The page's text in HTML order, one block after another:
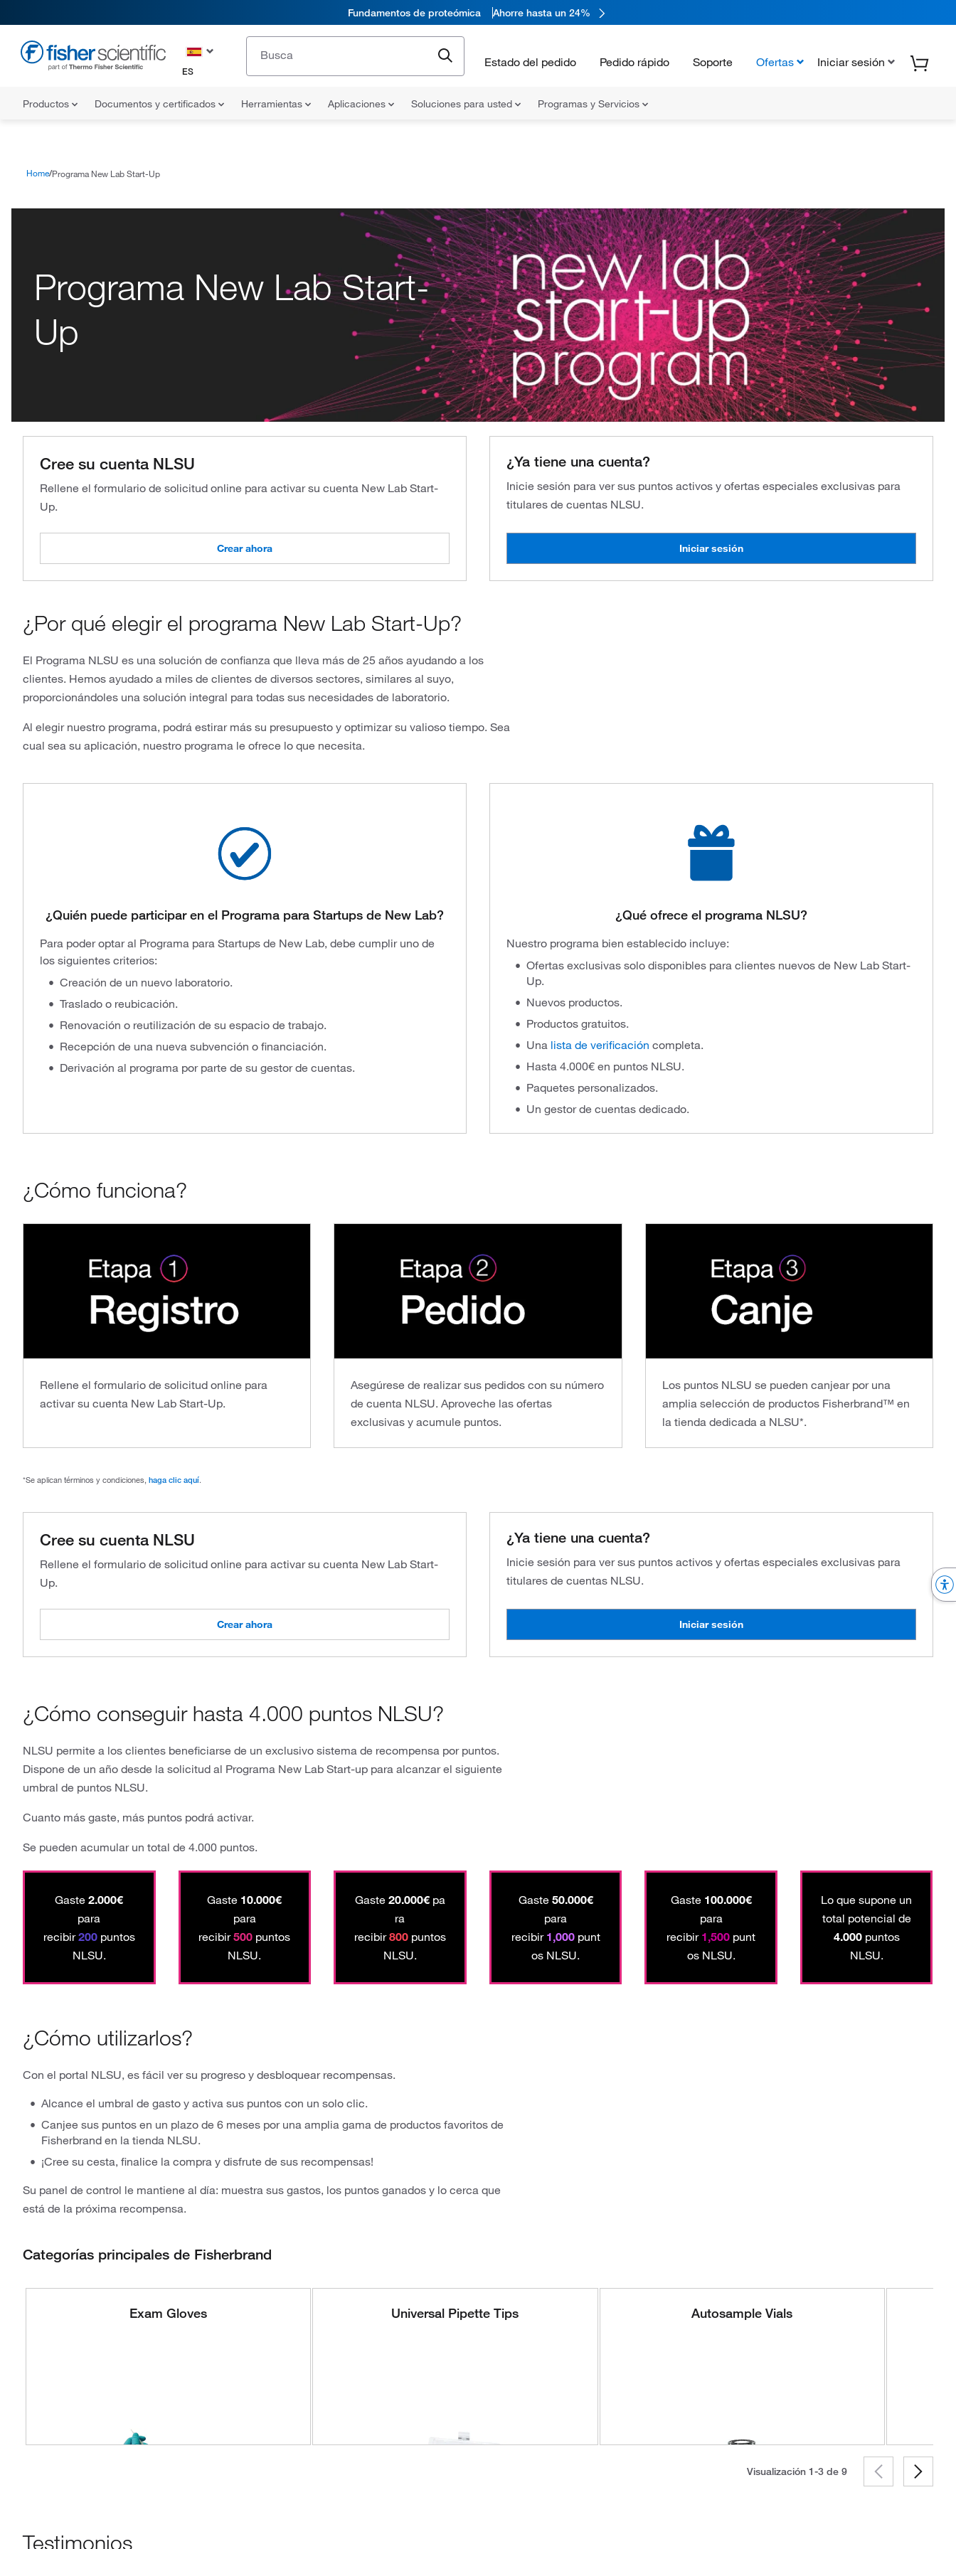
Fundamentos de proteómica Ahorre hasta un 24%
ES
Estado del pedido Pedido rápido Soporte Ofertas Iniciar sesión
Productos Documentos y certificados Herramientas Aplicaciones Soluciones para usted Programas y Servicios
Home Programa New Lab Start-Up
Programa New Lab Start-
Up
Cree su cuenta NLSU
Rellene el formulario de solicitud online para activar su cuenta New Lab Start-
Up.
Crear ahora
¿Ya tiene una cuenta?
Inicie sesión para ver sus puntos activos y ofertas especiales exclusivas para
titulares de cuentas NLSU.
Iniciar sesión
¿Por qué elegir el programa New Lab Start-Up?
El Programa NLSU es una solución de confianza que lleva más de 25 años ayudando a los
clientes. Hemos ayudado a miles de clientes de diversos sectores, similares al suyo,
proporcionándoles una solución integral para todas sus necesidades de laboratorio.
Al elegir nuestro programa, podrá estirar más su presupuesto y optimizar su valioso tiempo. Sea
cual sea su aplicación, nuestro programa le ofrece lo que necesita.
¿Quién puede participar en el Programa para Startups de New Lab?
Para poder optar al Programa para Startups de New Lab, debe cumplir uno de
los siguientes criterios:
Creación de un nuevo laboratorio.
Traslado o reubicación.
Renovación o reutilización de su espacio de trabajo.
Recepción de una nueva subvención o financiación.
Derivación al programa por parte de su gestor de cuentas.
¿Qué ofrece el programa NLSU?
Nuestro programa bien establecido incluye:
Ofertas exclusivas solo disponibles para clientes nuevos de New Lab Start-
Up.
Nuevos productos.
Productos gratuitos.
Una lista de verificación completa.
Hasta 4.000€ en puntos NLSU.
Paquetes personalizados.
Un gestor de cuentas dedicado.
¿Cómo funciona?
Rellene el formulario de solicitud online para
activar su cuenta New Lab Start-Up.
Asegúrese de realizar sus pedidos con su número
de cuenta NLSU. Aproveche las ofertas
exclusivas y acumule puntos.
Los puntos NLSU se pueden canjear por una
amplia selección de productos Fisherbrand™ en
la tienda dedicada a NLSU*.
*Se aplican términos y condiciones, haga clic aquí.
Cree su cuenta NLSU
Rellene el formulario de solicitud online para activar su cuenta New Lab Start-
Up.
Crear ahora
¿Ya tiene una cuenta?
Inicie sesión para ver sus puntos activos y ofertas especiales exclusivas para
titulares de cuentas NLSU.
Iniciar sesión
¿Cómo conseguir hasta 4.000 puntos NLSU?
NLSU permite a los clientes beneficiarse de un exclusivo sistema de recompensa por puntos.
Dispone de un año desde la solicitud al Programa New Lab Start-up para alcanzar el siguiente
umbral de puntos NLSU.
Cuanto más gaste, más puntos podrá activar.
Se pueden acumular un total de 4.000 puntos.
Gaste2.000€
para
recibir200puntos
NLSU.
Gaste 10.000€
para
recibir500 puntos
NLSU.
Gaste 20.000€pa
ra
recibir800puntos
NLSU.
Gaste 50.000€
para
recibir 1,000punt
os NLSU.
Gaste 100.000€
para
recibir 1,500 punt
os NLSU.
Lo que supone un
total potencial de
4.000puntos
NLSU.
¿Cómo utilizarlos?
Con el portal NLSU, es fácil ver su progreso y desbloquear recompensas.
Alcance el umbral de gasto y activa sus puntos con un solo clic.
Canjee sus puntos en un plazo de 6 meses por una amplia gama de productos favoritos de
Fisherbrand en la tienda NLSU.
¡Cree su cesta, finalice la compra y disfrute de sus recompensas!
Su panel de control le mantiene al día: muestra sus gastos, los puntos ganados y lo cerca que
está de la próxima recompensa.
Categorías principales de Fisherbrand
Exam Gloves Universal Pipette Tips Autosample Vials
Visualización 1-3 de 9
Testimonios